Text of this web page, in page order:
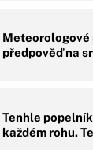
předpověď na
Tenhle
každém rohu.